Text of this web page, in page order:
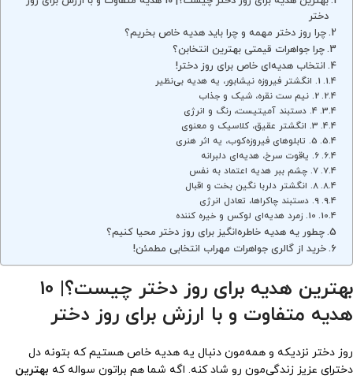
دختر
چرا روز دختر مهمه و چرا باید هدیه خاص بخریم؟
چرا جواهرات قیمتی بهترین انتخابن؟
انتخاب هدیه‌ای خاص برای روز دختر!
1. انگشتر فیروزه نیشابور، یه هدیه بی‌نظیر
2. نیم ست نقره، شیک و جذاب
4. دستبند آمیتیست، رنگ و انرژی
3. انگشتر عقیق، کلاسیک و معنوی
5. تابلوهای فیروزه‌کوب، یه اثر هنری
6. یاقوت سرخ، هدیه‌ای دلبرانه
7. چشم ببر هدیه اعتماد به نفس
8. انگشتر دلربا نگین بخت و اقبال
9. دستبند چاکراها، تعادل انرژی
10. زمرد هدیه‌ای لوکس و خیره کننده
چطور یه هدیه خاطره‌انگیز برای روز دختر محیا کنیم؟
خرید از گالری جواهرات مهراب انتخابی مطمئن!
بهترین هدیه برای روز دختر چیست؟| 10
هدیه متفاوت و با ارزش برای روز دختر
روز دختر نزدیکه و همه‌مون دنبال یه هدیه خاص هستیم که بتونه دل
دخترای عزیز زندگی‌مون رو شاد کنه. اگه شما هم براتون سواله که بهترین